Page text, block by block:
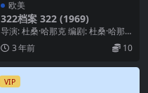
欧美
322档案 322 (1969)
导演: 杜桑·哈那克 编剧: 杜桑·哈那
克 / Ján Johanides / ...
3 年前 10
VIP